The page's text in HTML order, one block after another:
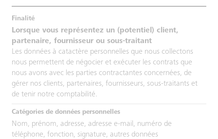
Lorsque vous représentez un (potentiel) client,
partenaire, fournisseur ou sous-traitant
Les données à catactère personnelles que nous collectons
nous permettent de négocier et exécuter les contrats que
nous avons avec les parties contractantes concernées, de
gérer nos clients, partenaires, fournisseurs, sous-traitants et
de tenir notre comptabilité.
Nom, prénom, adresse, adresse e-mail, numéro de
téléphone, fonction, signature, autres données